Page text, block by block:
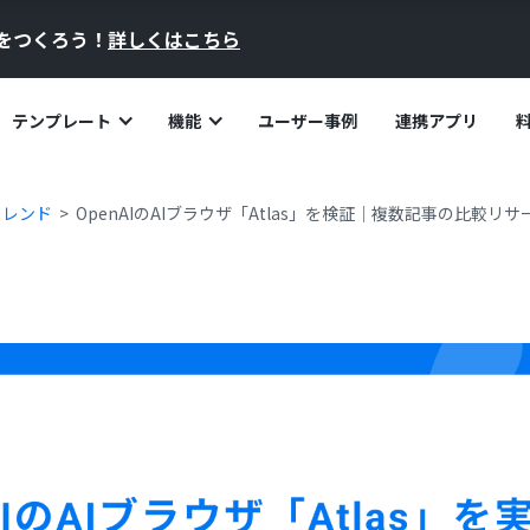
つくろう！ 詳しくはこちら
テンプレート 機能 ユーザー事例 連携アプリ
ンド OpenAIのAIブラウザ「Atlas」を検証｜複数記事の比較リサ